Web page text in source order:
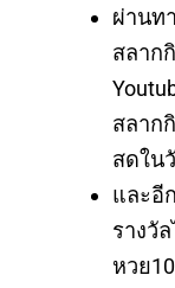
ผ่านท
สลาก
สลาก
สดใน
และอี
รางวั
หวย